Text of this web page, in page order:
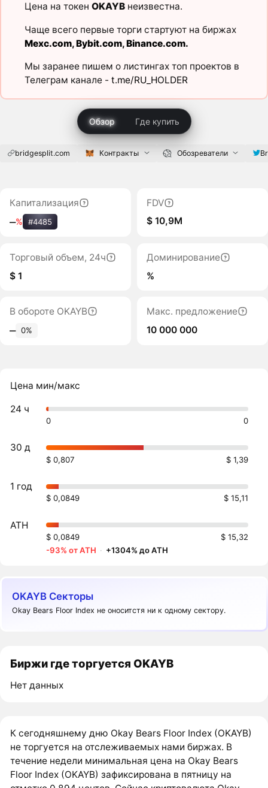
Цена на токен OKAYBнеизвестна.
Чаще всего первые торги стартуют на биржах
Mexc.com,Bybit.com,Binance.com.
Мы заранее пишем о листингах топ проектов в
Телеграм канале - t.me/RU_HOLDER
Обзор Где купить
bridgesplit.com Контракты Обозреватели
Капитализация
‒% #4485
FDV
$ 10,9M
Торговый объем, 24ч
$ 1
Доминирование
%
В обороте OKAYB
‒ 0%
Макс. предложение
10 000 000
Цена мин/макс
24 ч
0 0
30 д
$ 0,807 $ 1,39
1 год
$ 0,0849 $ 15,11
ATH
$ 0,0849
$ 15,32
-93% от ATH · +1304% до ATH
OKAYB Секторы
Okay Bears Floor Index не оноситстя ни к одному сектору.
Биржи где торгуется OKAYB
Нет данных
К сегодняшнему дню Okay Bears Floor Index (OKAYB)
не торгуется на отслеживаемых нами биржах. В
течение недели минимальная цена на Okay Bears
Floor Index (OKAYB) зафиксирована в пятницу на